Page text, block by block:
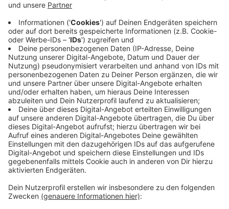
Die Deutsche Post kann sicherstellen, dass
Wahlbriefe, die bis spätestens zum 20. Februar vor der
letzten Leerung des jeweiligen Briefkastens
eingeworfen oder in einer Postfiliale abgegeben
werden, noch pünktlich da sind – danach funktioniert
das Ganze quasi ohne Gewähr. Wer ganz sichergehen
will, dass die Unterlagen ankommen, bringt sie am
besten selbst zur zuständigen Behörde.
Anzeige
Kein Wahlschein da oder bereits verloren?
Anzeige
Wenn ihr immer noch keinen Wahlschein bekommen